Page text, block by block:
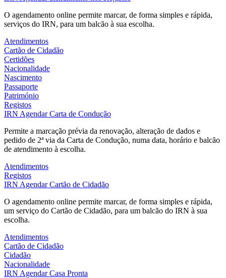
O agendamento online permite marcar, de forma simples e rápida,
serviços do IRN, para um balcão à sua escolha.
Atendimentos
Cartão de Cidadão
Certidões
Nacionalidade
Nascimento
Passaporte
Património
Registos
IRN Agendar Carta de Condução
Permite a marcação prévia da renovação, alteração de dados e
pedido de 2ª via da Carta de Condução, numa data, horário e balcão
de atendimento à escolha.
Atendimentos
Registos
IRN Agendar Cartão de Cidadão
O agendamento online permite marcar, de forma simples e rápida,
um serviço do Cartão de Cidadão, para um balcão do IRN à sua
escolha.
Atendimentos
Cartão de Cidadão
Cidadão
Nacionalidade
IRN Agendar Casa Pronta